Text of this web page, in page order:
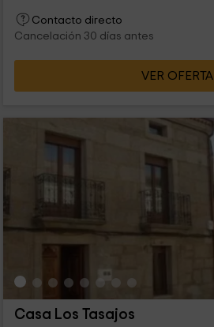
Contacto directo
Cancelación 30 días antes
VER OFERTA
Casa Los Tasajos